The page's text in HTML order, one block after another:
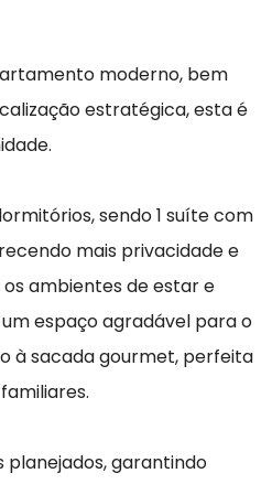
moderno, bem
estratégica, esta é
sendo 1 suíte com
mais privacidade e
ambientes de estar e
espaço agradável para o
à sacada gourmet, perfeita
planejados, garantindo